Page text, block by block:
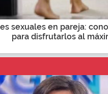
sexuales en pareja:
para disfrutarlos al